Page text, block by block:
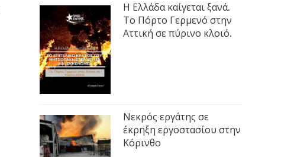
Η Ελλάδα καίγεται ξανά.
Το Πόρτο Γερμενό στην
Αττική σε πύρινο κλοιό.
Νεκρός εργάτης σε
έκρηξη εργοστασίου στην
Κόρινθο